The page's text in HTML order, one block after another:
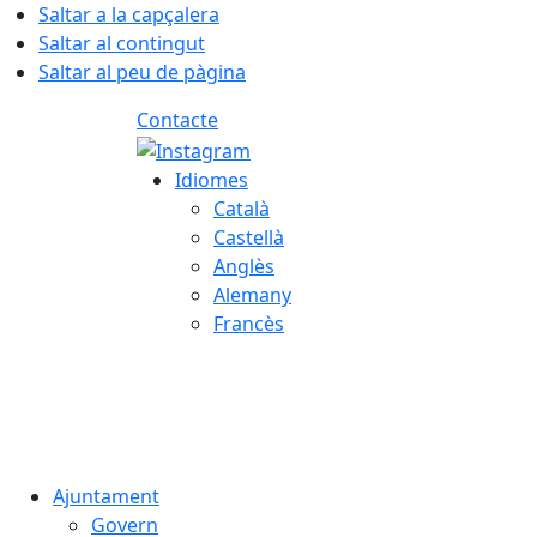
Saltar a la capçalera
Saltar al contingut
Saltar al peu de pàgina
Contacte
Idiomes
Català
Castellà
Anglès
Alemany
Francès
Ajuntament
Govern